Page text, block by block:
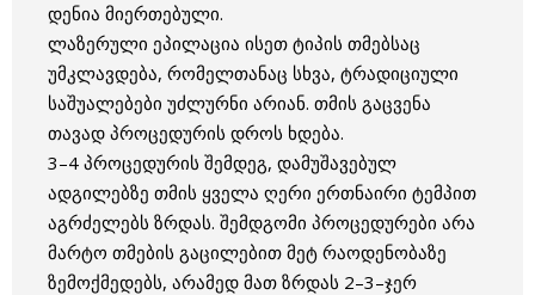
დენია მიერთებული.
ლაზერული ეპილაცია ისეთ ტიპის თმებსაც
უმკლავდება, რომელთანაც სხვა, ტრადიციული
საშუალებები უძლურნი არიან. თმის გაცვენა
თავად პროცედურის დროს ხდება.
3–4 პროცედურის შემდეგ, დამუშავებულ
ადგილებზე თმის ყველა ღერი ერთნაირი ტემპით
აგრძელებს ზრდას. შემდგომი პროცედურები არა
მარტო თმების გაცილებით მეტ რაოდენობაზე
ზემოქმედებს, არამედ მათ ზრდას 2–3–ჯერ